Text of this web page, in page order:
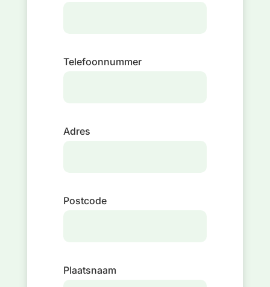
Telefoonnummer
Adres
Postcode
Plaatsnaam